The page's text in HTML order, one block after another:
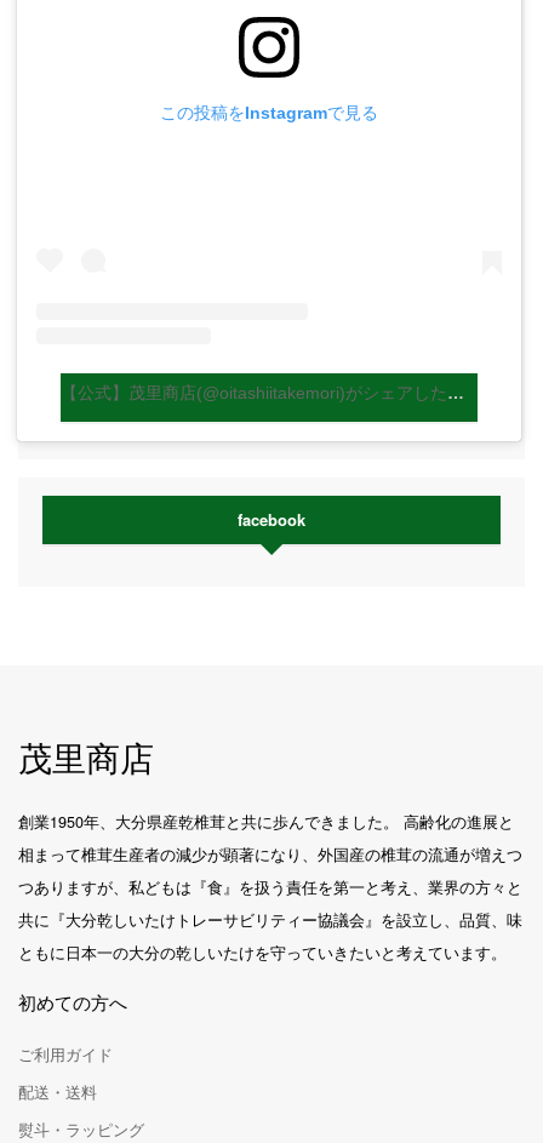
この投稿をInstagramで見る
【公式】茂里商店(@oitashiitakemori)がシェアした投稿
facebook
茂里商店
創業1950年、大分県産乾椎茸と共に歩んできました。 高齢化の進展と
相まって椎茸生産者の減少が顕著になり、外国産の椎茸の流通が増えつ
つありますが、私どもは『食』を扱う責任を第一と考え、業界の方々と
共に『大分乾しいたけトレーサビリティー協議会』を設立し、品質、味
ともに日本一の大分の乾しいたけを守っていきたいと考えています。
初めての方へ
ご利用ガイド
配送・送料
熨斗・ラッピング